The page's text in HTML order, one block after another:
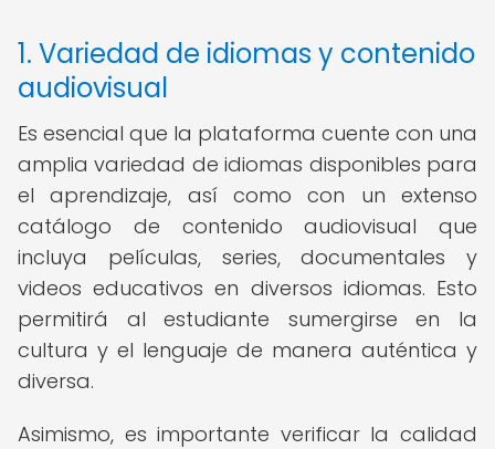
1. Variedad de idiomas y contenido
audiovisual
Es esencial que la plataforma cuente con una
amplia variedad de idiomas disponibles para
el aprendizaje, así como con un extenso
catálogo de contenido audiovisual que
incluya películas, series, documentales y
videos educativos en diversos idiomas. Esto
permitirá al estudiante sumergirse en la
cultura y el lenguaje de manera auténtica y
diversa.
Asimismo, es importante verificar la calidad